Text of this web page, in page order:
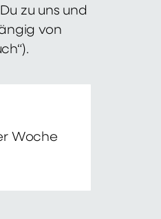
zu uns und
von
Woche